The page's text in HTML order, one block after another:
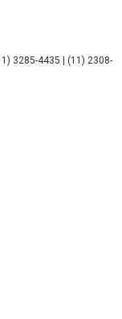
3285-4435 | (11) 2308-